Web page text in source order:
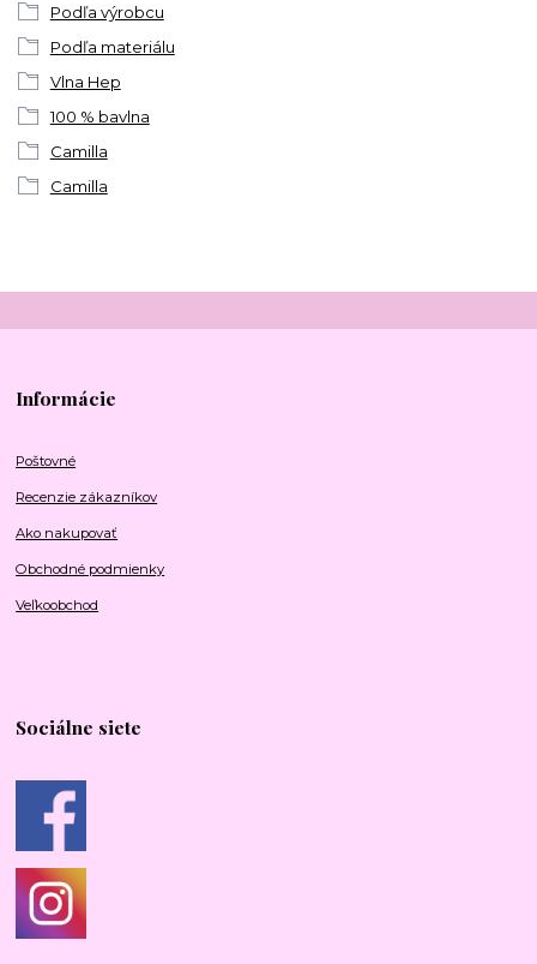
Podľa výrobcu
Podľa materiálu
Vlna Hep
100 % bavlna
Camilla
Camilla
Informácie
Poštovné
Recenzie zákazníkov
Ako nakupovať
Obchodné podmienky
Veľkoobchod
Sociálne siete